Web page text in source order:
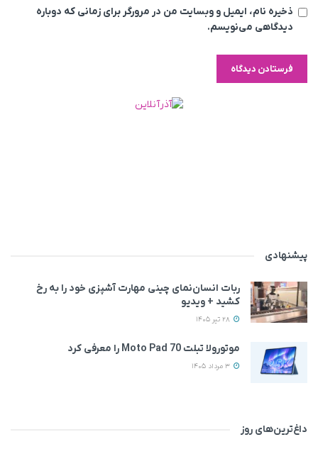
ذخیره نام، ایمیل و وبسایت من در مرورگر برای زمانی که دوباره
دیدگاهی می‌نویسم.
پیشنهادی
ربات انسان‌نمای چینی مهارت آشپزی خود را به رخ
کشید + ویدیو
موتورولا تبلت Moto Pad 70 را معرفی کرد
داغ‌ترین‌های روز